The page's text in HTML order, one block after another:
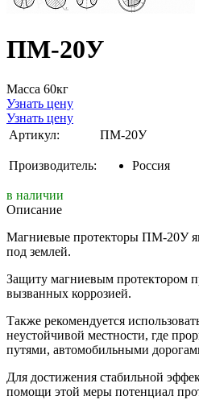
ПМ-20У
Масса 60кг
Узнать цену
Узнать цену
Артикул:
ПМ-20У
Производитель: Россия
в наличии
Описание
Магниевые протекторы ПМ-20У
под землей.
Защиту магниевым протектором
вызванных коррозией.
Также рекомендуется
неустойчивой местности, где
путями, автомобильными
Для достижения стабильной
помощи этой меры потенциал